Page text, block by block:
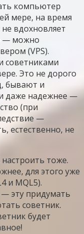
компьютер
мере, на время
вдохновляет
— можно
(VPS).
советниками
Это не дорого
бывают и
даже надежнее —
(при
—
естественно, не
тоже.
для этого уже
и MQL5).
эту придумать
советник.
будет